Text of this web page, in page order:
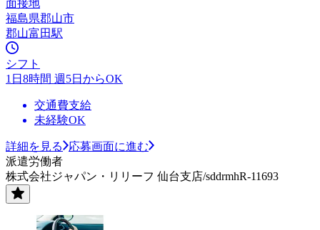
面接地
福島県郡山市
郡山富田駅
シフト
1日8時間 週5日からOK
交通費支給
未経験OK
詳細を見る
応募画面に進む
派遣労働者
株式会社ジャパン・リリーフ 仙台支店/sddrmhR-11693